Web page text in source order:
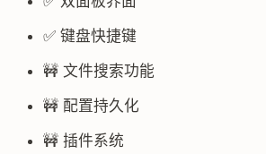
✅ 键盘快捷键
🚧 文件搜索功能
🚧 配置持久化
🚧 插件系统